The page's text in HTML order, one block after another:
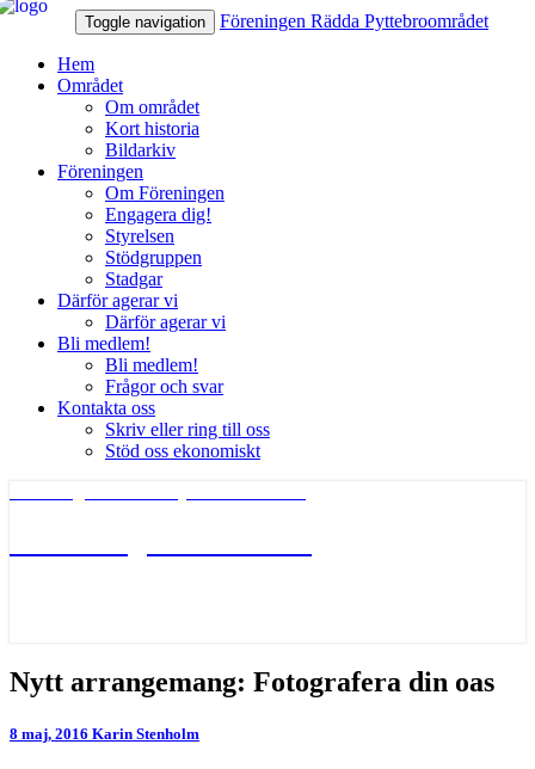
Toggle navigation Föreningen Rädda Pyttebroområdet
Hem
Området
Om området
Kort historia
Bildarkiv
Föreningen
Om Föreningen
Engagera dig!
Styrelsen
Stödgruppen
Stadgar
Därför agerar vi
Därför agerar vi
Bli medlem!
Bli medlem!
Frågor och svar
Kontakta oss
Skriv eller ring till oss
Stöd oss ekonomiskt
Nytt
arrangemang:
din
Nytt arrangemang: Fotografera din oas
8 maj, 2016 Karin Stenholm